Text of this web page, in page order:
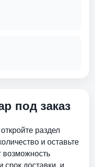
под заказ
раздел
и оставьте
возможность
срок доставки. и